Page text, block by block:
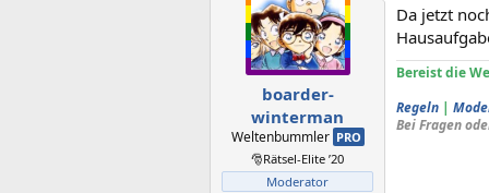
boarder-
winterman
Weltenbummler PRO
🎅Rätsel-Elite ’20
Moderator
Da jetzt
Bereist die
Regeln |
Bei Fragen